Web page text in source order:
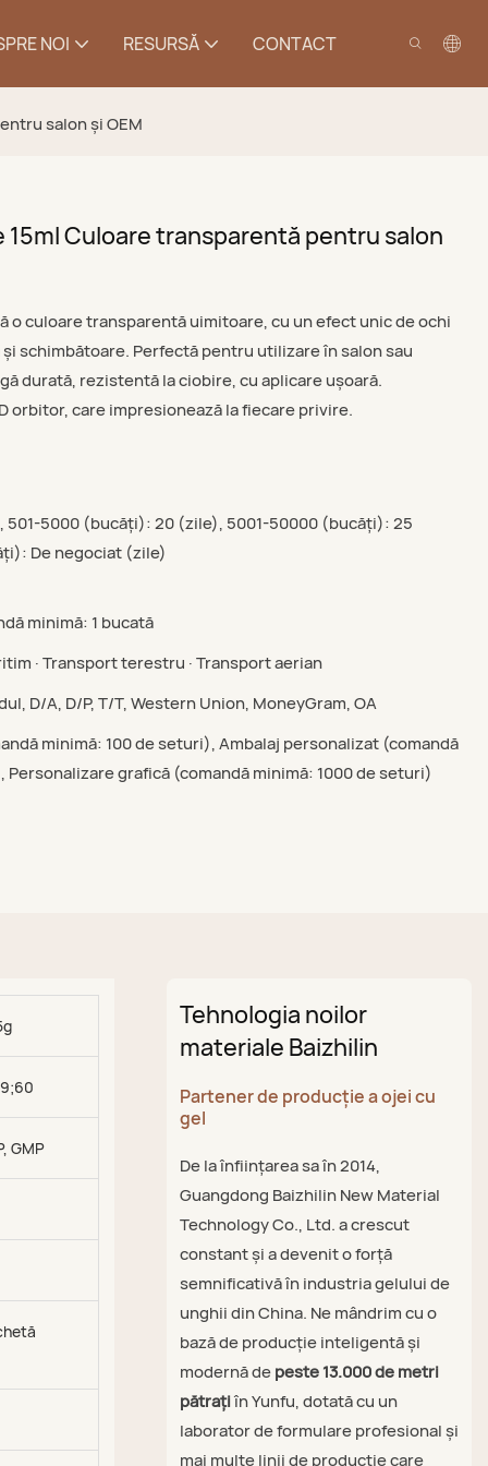
NOI RESURSĂ CONTACT
salon și OEM
15ml Culoare transparentă pentru salon
o culoare transparentă uimitoare, cu un efect unic de ochi
schimbătoare. Perfectă pentru utilizare în salon sau
durată, rezistentă la ciobire, cu aplicare ușoară.
orbitor, care impresionează la fiecare privire.
501-5000 (bucăți): 20 (zile), 5001-50000 (bucăți): 25
De negociat (zile)
minimă: 1 bucată
· Transport terestru · Transport aerian
D/A, D/P, T/T, Western Union, MoneyGram, OA
minimă: 100 de seturi), Ambalaj personalizat (comandă
Personalizare grafică (comandă minimă: 1000 de seturi)
GMP
Tehnologia noilor
materiale Baizhilin
Partener de producție a ojei cu
gel
De la înființarea sa în 2014,
Guangdong Baizhilin New Material
Technology Co., Ltd. a crescut
constant și a devenit o forță
semnificativă în industria gelului de
unghii din China. Ne mândrim cu o
bază de producție inteligentă și
modernă depeste 13.000 de metri
pătrațiîn Yunfu, dotată cu un
laborator de formulare profesional și
mai multe linii de producție care